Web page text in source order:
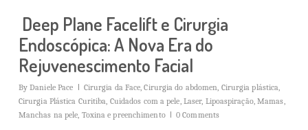
Deep Plane Facelift e Cirurgia
Endoscópica: A Nova Era do
Rejuvenescimento Facial
By Daniele Pace Cirurgia da Face,Cirurgia do abdomen, Cirurgia plástica,
Cirurgia Plástica Curitiba, Cuidados com a pele, Laser, Lipoaspiração,Mamas,
Manchas na pele, Toxina e preenchimento 0 Comments